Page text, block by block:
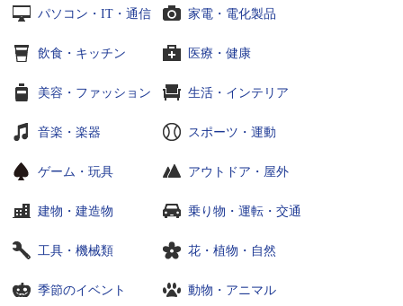
パソコン・IT・通信 家電・電化製品
飲食・キッチン 医療・健康
美容・ファッション 生活・インテリア
音楽・楽器 スポーツ・運動
ゲーム・玩具 アウトドア・屋外
建物・建造物 乗り物・運転・交通
工具・機械類 花・植物・自然
季節のイベント 動物・アニマル